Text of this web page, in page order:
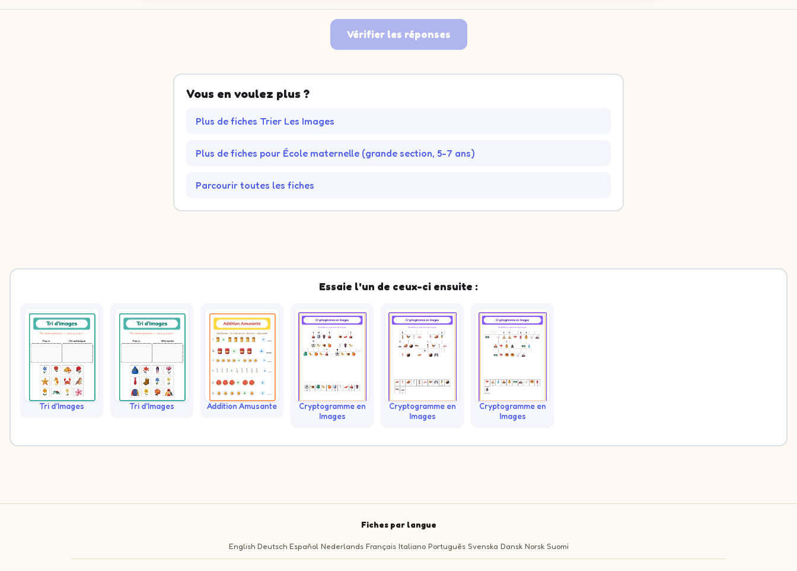
Vérifier les réponses
Image 1 : Mouette. Décide à quel groupe elle appartient.
Image 3 : Pêcher. Décide à quel groupe elle appartient.
Image 5 : Bananier. Décide à quel groupe elle appartient.
Image 8 : Sapin. Décide à quel groupe elle appartient.
Image 10 : Tremble. Décide à quel groupe elle appartient.
Image 11 : Pélican. Décide à quel groupe elle appartient.
Image 12 : Séquoia. Décide à quel groupe elle appartient.
Vous en voulez plus ?
Plus de fiches Trier Les Images
Plus de fiches pour École maternelle (grande section, 5-7 ans)
Parcourir toutes les fiches
Essaie l'un de ceux-ci ensuite :
Tri d'Images Tri d'Images Addition Amusante
Cryptogramme en
Images
Cryptogramme en
Images
Cryptogramme en
Images
Fiches par langue
English Deutsch Español Nederlands Français Italiano Português Svenska Dansk Norsk Suomi